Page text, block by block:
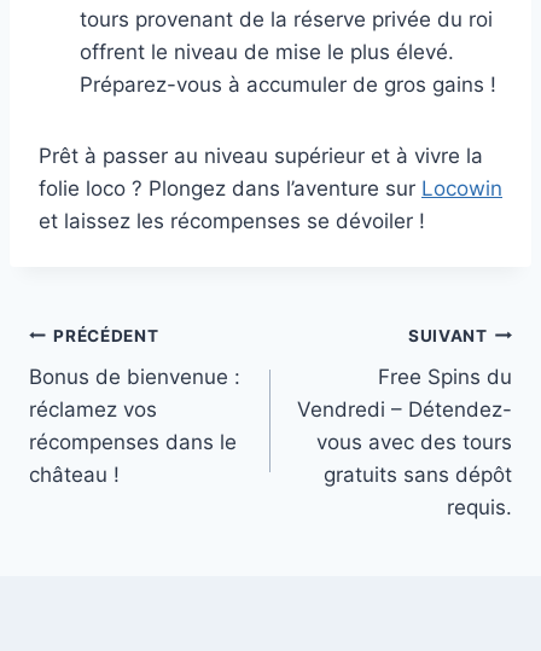
tours provenant de la réserve privée du roi
offrent le niveau de mise le plus élevé.
Préparez-vous à accumuler de gros gains !
Prêt à passer au niveau supérieur et à vivre la
folie loco ? Plongez dans l’aventure sur Locowin
et laissez les récompenses se dévoiler !
Navigation
de
l’article
PRÉCÉDENT
Bonus de bienvenue :
réclamez vos
récompenses dans le
château !
SUIVANT
Free Spins du
Vendredi – Détendez-
vous avec des tours
gratuits sans dépôt
requis.